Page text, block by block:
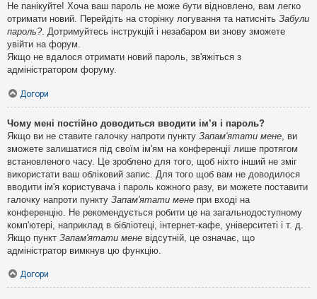
Не панікуйте! Хоча ваш пароль не може бути відновлено, вам легко
отримати новий. Перейдіть на сторінку логування та натисніть Забули
пароль?. Дотримуйтесь інструкцій і незабаром ви знову зможете
увійти на форум.
Якщо не вдалося отримати новий пароль, зв'яжіться з
адміністратором форуму.
Догори
Чому мені постійно доводиться вводити ім’я і пароль?
Якщо ви не ставите галочку напроти пункту Запам'ятати мене , ви
зможете залишатися під своїм ім'ям на конференції лише протягом
встановленого часу. Це зроблено для того, щоб ніхто інший не зміг
використати ваш обліковий запис. Для того щоб вам не доводилося
вводити ім'я користувача і пароль кожного разу, ви можете поставити
галочку напроти пункту Запам'ятати мене при вході на
конференцію. Не рекомендується робити це на загальнодоступному
комп'ютері, наприклад в бібліотеці, інтернет-кафе, університеті і т. д.
Якщо пункт Запам'ятати мене відсутній, це означає, що
адміністратор вимкнув цю функцію.
Догори